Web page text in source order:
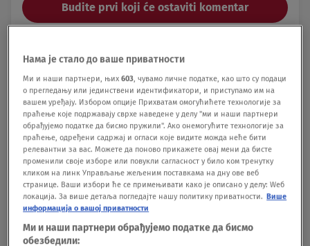
Budite prvi koji će ostaviti komentar
Oglas
Нама је стало до ваше приватности
Ми и наши партнери, њих603, чувамо личне податке, као што су подаци
о прегледању или јединствени идентификатори, и приступамо им на
вашем уређају. Избором опције Прихватам омогућићете технологије за
праћење које подржавају сврхе наведене у делу "ми и наши партнери
обрађујемо податке да бисмо пружили". Ако онемогућите технологије за
праћење, одређени садржај и огласи које видите можда неће бити
релевантни за вас. Можете да поново прикажете овај мени да бисте
променили своје изборе или повукли сагласност у било ком тренутку
кликом на линк Управљање жељеним поставкама на дну ове веб
странице. Ваши избори ће се примењивати како је описано у делу: Wеб
локација. За више детаља погледајте нашу политику приватности. Више
информација о вашој приватности
Ми и наши партнери обрађујемо податке да бисмо
обезбедили: